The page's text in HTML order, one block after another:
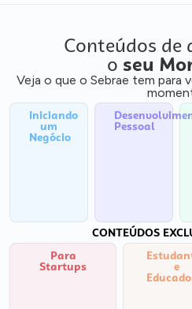
Conteúdos de
o seu
Veja o que o Sebrae tem para
Iniciando
um
Negócio
Pessoal
CONTEÚDOS
Para
Startups e